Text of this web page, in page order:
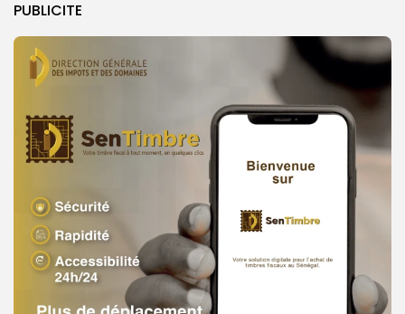
PUBLICITE